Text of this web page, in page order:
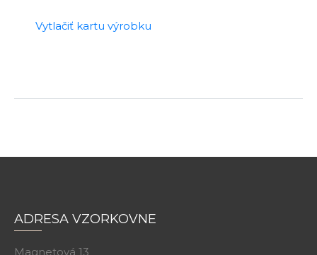
Vytlačiť kartu výrobku
ADRESA VZORKOVNE
Magnetová 13